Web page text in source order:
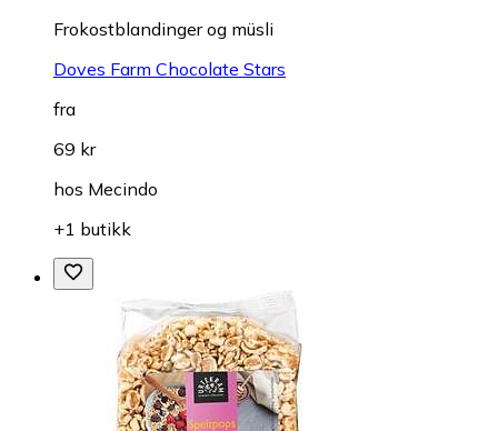
Frokostblandinger og müsli
Doves Farm Chocolate Stars
fra
69 kr
hos Mecindo
+1 butikk